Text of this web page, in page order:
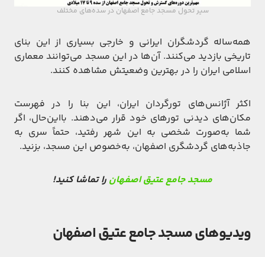
سیر تحول مسجد جامع اصفهان در سده‌های مختلف
همه‌ساله گردشگران ایرانی و خارجی بسیاری از این بنای
تاریخی بازدید می‌کنند. آن‌ها در این مسجد می‌توانند معماری
اسلامی ایران را در بهترین وضعیتش مشاهده کنند.
اکثر آژانس‌های تورگردان ایران، این بنا را در فهرست
مکان‌های دیدنی تورهای خود قرار می‌دهند. بااین‌حال، اگر
شما به‌صورت شخصی به این شهر رفتید، حتماً سری به
جاذبه‌های گردشگری اصفهان، به‌خصوص این مسجد، بزنید.
مسجد جامع عتیق اصفهان را تماشا کنید!
ویدیوهای مسجد جامع عتیق اصفهان